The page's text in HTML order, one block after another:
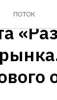
ПОТОКна